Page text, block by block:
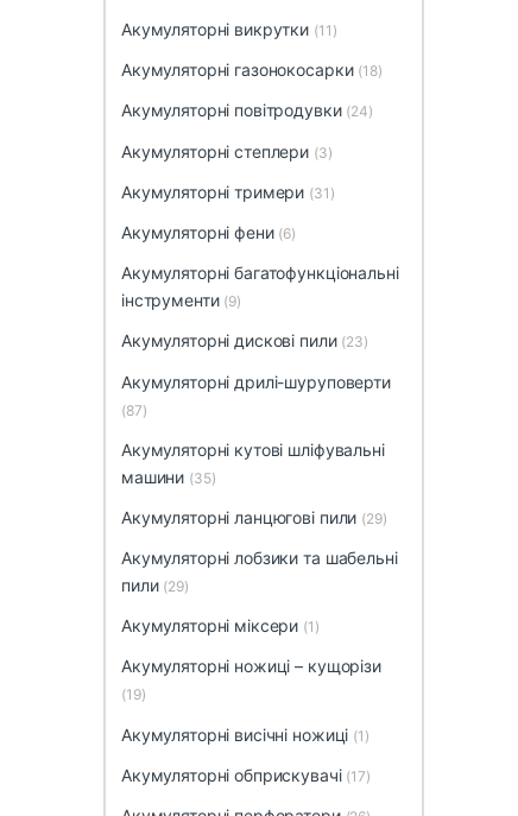
Акумуляторні викрутки (11)
Акумуляторні газонокосарки (18)
Акумуляторні повітродувки (24)
Акумуляторні степлери (3)
Акумуляторні тримери (31)
Акумуляторні фени (6)
Акумуляторні багатофункціональні
інструменти (9)
Акумуляторні дискові пили (23)
Акумуляторні дрилі-шуруповерти
(87)
Акумуляторні кутові шліфувальні
машини (35)
Акумуляторні ланцюгові пили (29)
Акумуляторні лобзики та шабельні
пили (29)
Акумуляторні міксери (1)
Акумуляторні ножиці – кущорізи
(19)
Акумуляторні висічні ножиці (1)
Акумуляторні обприскувачі (17)